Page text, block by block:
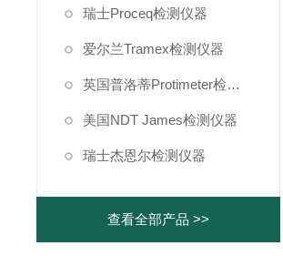
瑞士Proceq检测仪器
爱尔兰Tramex检测仪器
英国普洛蒂Protimeter检测仪器
美国NDT James检测仪器
瑞士杰恩尔检测仪器
查看全部产品 >>